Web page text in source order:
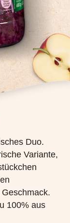
Duo.
Variante,
100% aus